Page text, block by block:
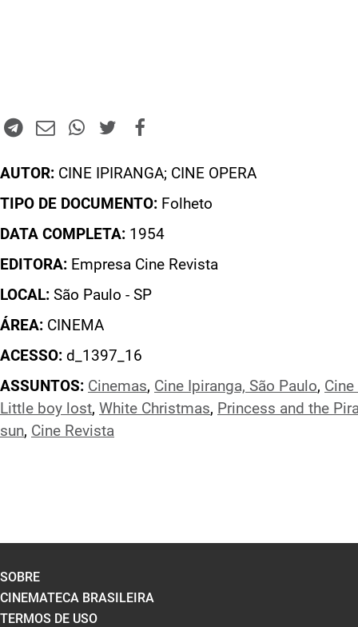
AUTOR: CINE IPIRANGA; CINE OPERA
TIPO DE DOCUMENTO: Folheto
DATA COMPLETA: 1954
EDITORA: Empresa Cine Revista
LOCAL: São Paulo - SP
ÁREA: CINEMA
ACESSO: d_1397_16
ASSUNTOS: Cinemas, Cine Ipiranga, São Paulo,
Little boy lost, White Christmas, Princess and the
sun, Cine Revista
SOBRE
CINEMATECA BRASILEIRA
TERMOS DE USO